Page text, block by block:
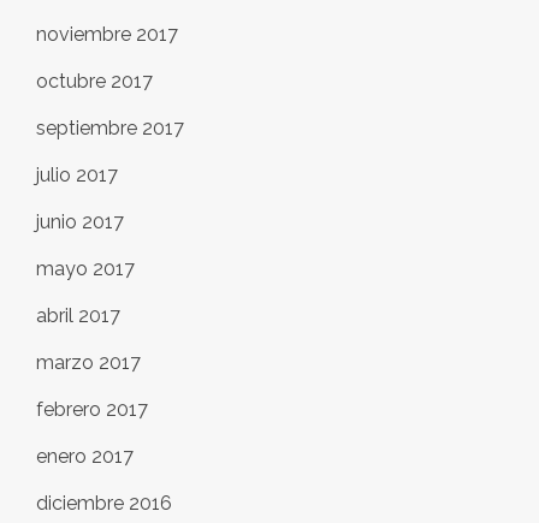
noviembre 2017
octubre 2017
septiembre 2017
julio 2017
junio 2017
mayo 2017
abril 2017
marzo 2017
febrero 2017
enero 2017
diciembre 2016